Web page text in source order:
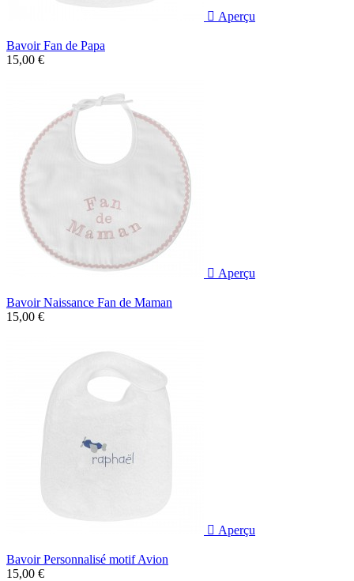
 Aperçu
Bavoir Fan de Papa
15,00 €
 Aperçu
Bavoir Naissance Fan de Maman
15,00 €
 Aperçu
Bavoir Personnalisé motif Avion
15,00 €